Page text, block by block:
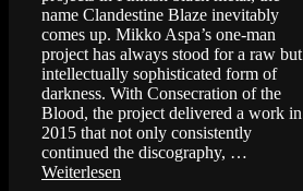
name Clandestine Blaze inevitably
comes up. Mikko Aspa’s one-man
project has always stood for a raw but
intellectually sophisticated form of
darkness. With Consecration of the
Blood, the project delivered a work in
2015 that not only consistently
continued the discography, …
Weiterlesen